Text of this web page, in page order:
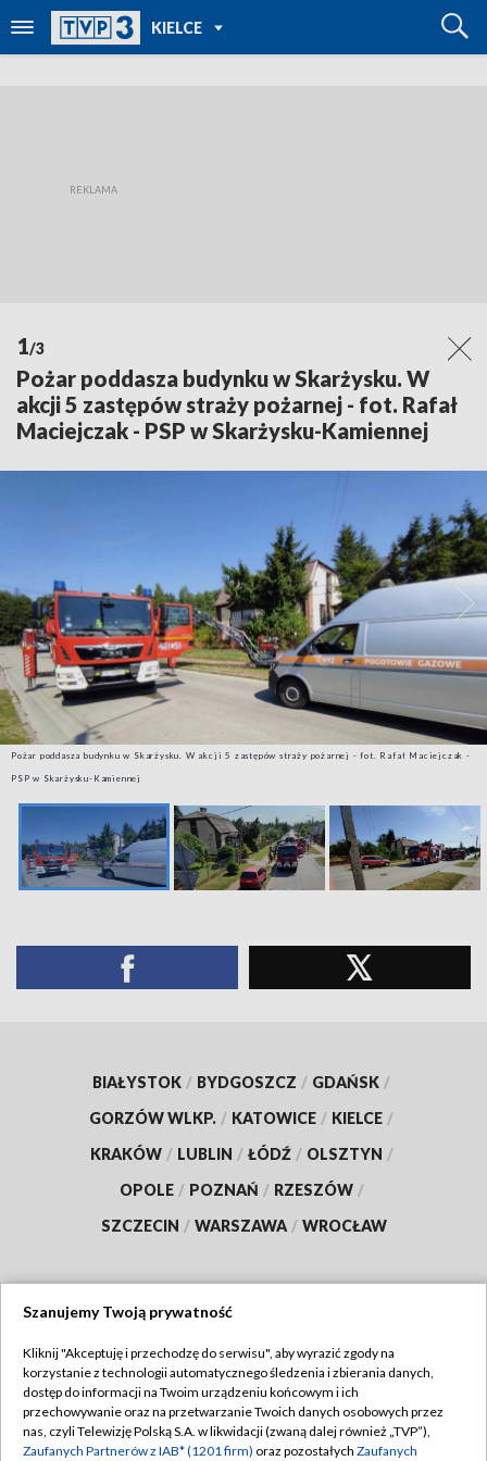
KIELCE
TVP REGIONY
1/3
Pożar poddasza budynku w Skarżysku. W
akcji 5 zastępów straży pożarnej - fot. Rafał
Maciejczak - PSP w Skarżysku-Kamiennej
Pożar poddasza budynku w Skarżysku. W akcji 5 zastępów straży pożarnej - fot. Rafał Maciejczak -
PSP w Skarżysku-Kamiennej
BIAŁYSTOK / BYDGOSZCZ / GDAŃSK /
GORZÓW WLKP. / KATOWICE / KIELCE /
KRAKÓW / LUBLIN / ŁÓDŹ / OLSZTYN /
OPOLE / POZNAŃ / RZESZÓW /
SZCZECIN / WARSZAWA / WROCŁAW
TVP
Abonament TVP
Emisja w TVP
Regulamin TVP
Polityka prywatności
Szanujemy Twoją prywatność
Kliknij "Akceptuję i przechodzę do serwisu", aby wyrazić zgody na
korzystanie z technologii automatycznego śledzenia i zbierania danych,
dostęp do informacji na Twoim urządzeniu końcowym i ich
przechowywanie oraz na przetwarzanie Twoich danych osobowych przez
nas, czyli Telewizję Polską S.A. w likwidacji (zwaną dalej również „TVP”),
Zaufanych Partnerów z IAB* (1201 firm) oraz pozostałych Zaufanych